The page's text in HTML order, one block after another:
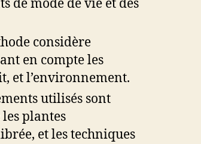
de mode de vie et des
considère
en compte les
et l’environnement.
utilisés sont
plantes
et les techniques